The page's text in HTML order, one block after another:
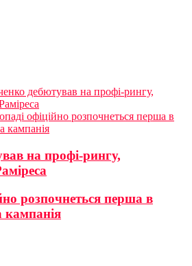
дебютував на профі-рингу,
офіційно розпочнеться перша в
кампанія
на профі-рингу,
розпочнеться перша в
кампанія